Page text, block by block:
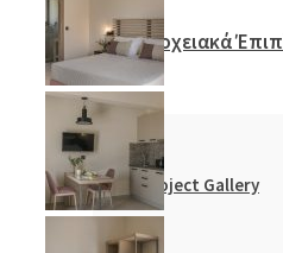
Ξενοδοχειακά
Project Gallery